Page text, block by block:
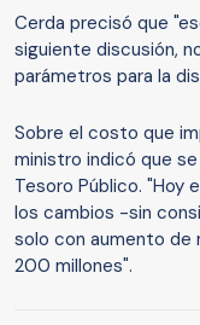
Cerda precisó que
siguiente discusión,
parámetros para la
Sobre el costo que
ministro indicó que
Tesoro Público. "Hoy
los cambios -sin
solo con aumento de
200 millones".